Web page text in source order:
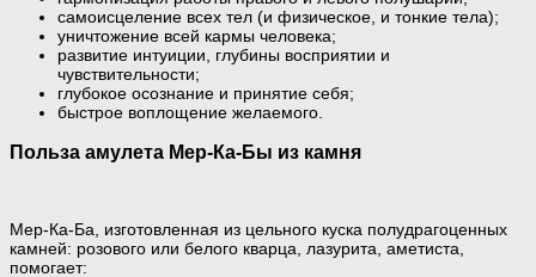
самоисцеление всех тел (и физическое, и тонкие тела);
уничтожение всей кармы человека;
развитие интуиции, глубины восприятии и
чувствительности;
глубокое осознание и принятие себя;
быстрое воплощение желаемого.
Польза амулета Мер-Ка-Бы из камня
Мер-Ка-Ба, изготовленная из цельного куска полудрагоценных
камней: розового или белого кварца, лазурита, аметиста,
помогает: